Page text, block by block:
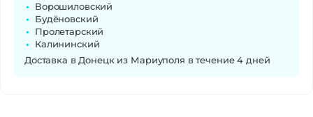
Ворошиловский
Будёновский
Пролетарский
Калининский
Доставка в Донецк из Мариуполя в течение 4 дней